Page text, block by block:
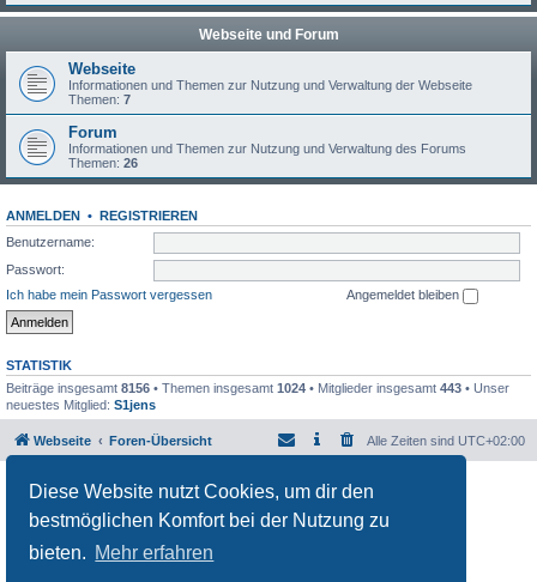
Diese Website nutzt Cookies, um dir den
bestmöglichen Komfort bei der Nutzung zu
bieten. Mehr erfahren
Webseite und Forum
Webseite
Informationen und Themen zur Nutzung und Verwaltung der Webseite
Themen: 7
Forum
Informationen und Themen zur Nutzung und Verwaltung des Forums
Themen: 26
ANMELDEN •
REGISTRIEREN
Benutzername:
Passwort:
Ich habe mein Passwort vergessen
Angemeldet bleiben
STATISTIK
Beiträge insgesamt 8156 • Themen insgesamt 1024 • Mitglieder insgesamt 443 • Unser
neuestes Mitglied: S1jens
Webseite Foren-Übersicht Alle Zeiten sind UTC+02:00
Powered by phpBB
® Forum Software © phpBB Limited
Datenschutz|Nutzungsbedingungen